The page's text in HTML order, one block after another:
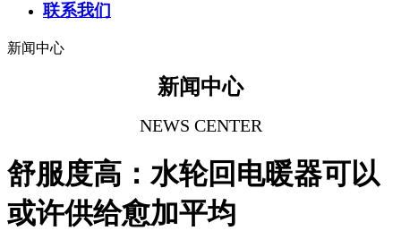
联系我们
新闻中心
新闻中心
NEWS CENTER
舒服度高：水轮回电暖器可以
或许供给愈加平均